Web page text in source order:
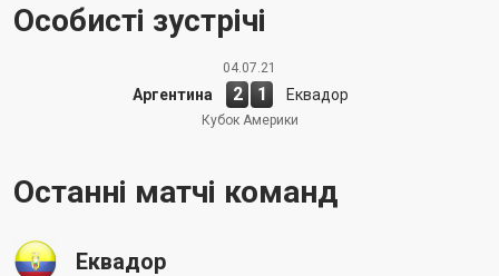
Особисті зустрічі
04.07.21
Аргентина 2 1 Еквадор
Кубок Америки
Останні матчі команд
Еквадор